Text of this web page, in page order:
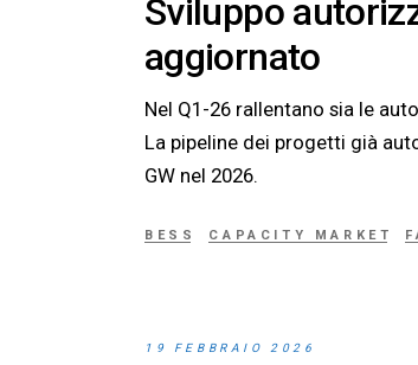
Sviluppo
aggiornato
Nel Q1-26 rallentano sia le
La pipeline dei progetti già
GW nel 2026.
BESS CAPACITY MARKET
19 FEBBRAIO 2026